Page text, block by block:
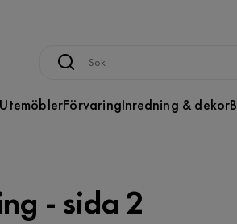
UtemöblerFörvaringInredning & dekor
- sida 2